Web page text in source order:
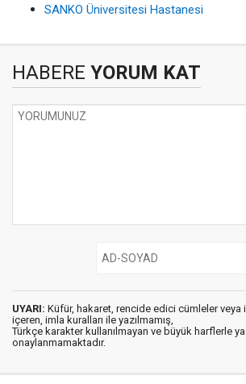
SANKO Üniversitesi Hastanesi
HABERE YORUM KAT
UYARI: Küfür, hakaret, rencide edici cümleler veya
içeren, imla kuralları ile yazılmamış,
Türkçe karakter kullanılmayan ve büyük harflerle
onaylanmamaktadır.